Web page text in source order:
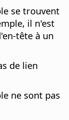
se trouvent
il n'est
tête à un
de lien
ne sont pas